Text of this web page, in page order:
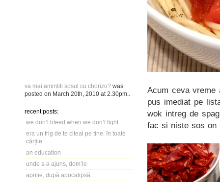
va mai amintiti sosul cu chorizo? was
posted on March 20th, 2010 at 2.30pm
recent posts:
we don’t bleed when we don’t fight
era un frig de te citeai pe tine. în toate
cărțile.
an education
unde s-a ajuns, dom’le
aprilie, după apocalipsă
Acum ceva
pus imediat pe
wok intreg de
fac si niste sos on